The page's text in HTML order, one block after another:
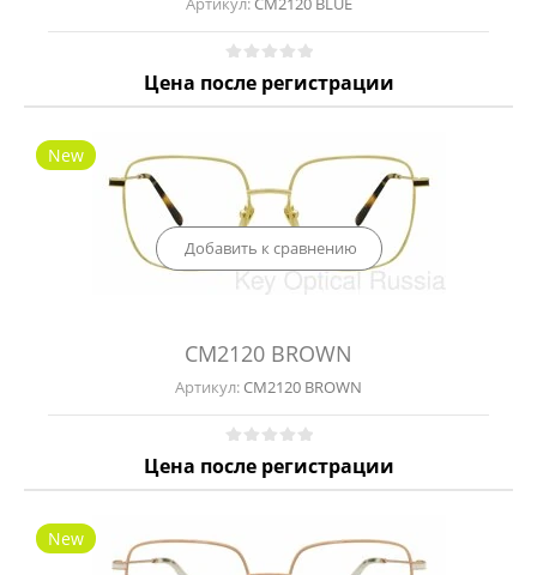
Цена после регистрации
New
Добавить к сравнению
CM2120 BROWN
Артикул:CM2120 BROWN
Цена после регистрации
New